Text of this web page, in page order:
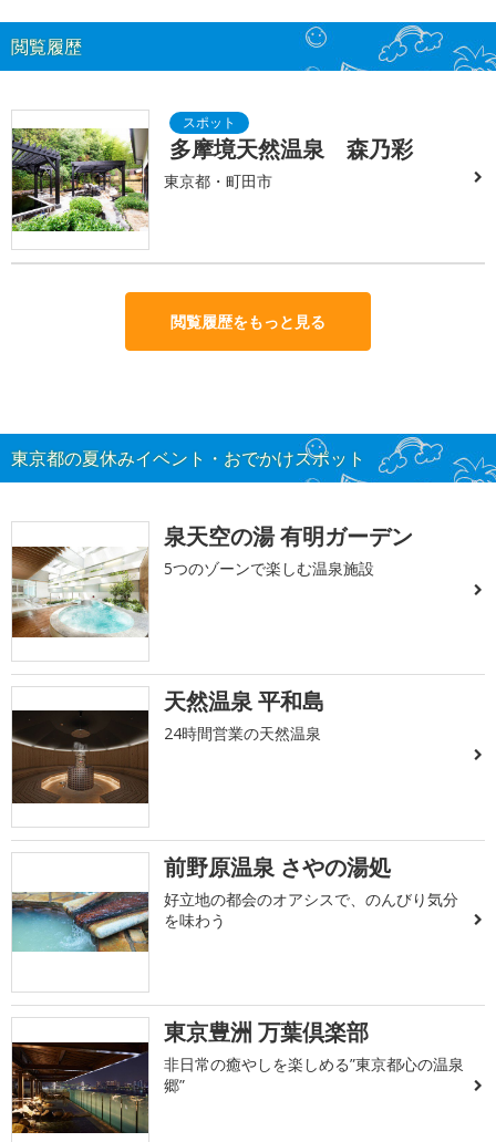
閲覧履歴
多摩境天然温泉 森乃彩
東京都・町田市
閲覧履歴をもっと見る
東京都の夏休みイベント・おでかけスポット
泉天空の湯 有明ガーデン
5つのゾーンで楽しむ温泉施設
天然温泉 平和島
24時間営業の天然温泉
前野原温泉 さやの湯処
好立地の都会のオアシスで、のんびり気分
を味わう
東京豊洲 万葉倶楽部
非日常の癒やしを楽しめる”東京都心の温泉
郷”